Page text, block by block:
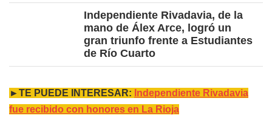
Independiente Rivadavia, de la
mano de Álex Arce, logró un
gran triunfo frente a Estudiantes
de Río Cuarto
►TE PUEDE INTERESAR: Independiente Rivadavia
fue recibido con honores en La Rioja